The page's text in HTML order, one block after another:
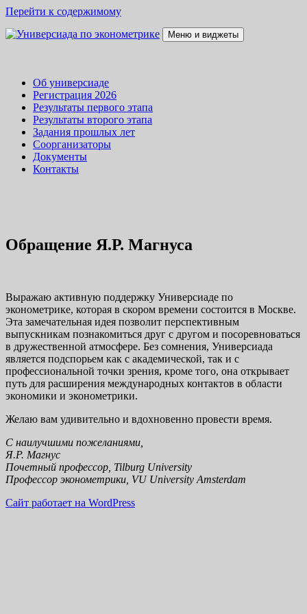
Перейти к содержимому
Меню и виджеты
Об универсиаде
Регистрация 2026
Результаты первого этапа
Результаты второго этапа
Задания прошлых лет
Соорганизаторы
Документы
Контакты
Обращение Я.Р. Магнуса
Выражаю активную поддержку Универсиаде по
эконометрике, которая в скором времени состоится в Москве.
Эта замечательная идея позволит перспективным
выпускникам познакомиться друг с другом и посоревноваться
в дружественной атмосфере. Без сомнения, Универсиада
является подспорьем как с академической, так и с
профессиональной точки зрения, кроме того, она открывает
путь для расширения международных контактов в области
экономики и эконометрики.
Желаю вам удивительно и вдохновенно провести время.
С наилучшими пожеланиями,
Я.Р. Магнус
Почетный профессор, Tilburg University
Профессор эконометрики, VU University Amsterdam
Сайт работает на WordPress